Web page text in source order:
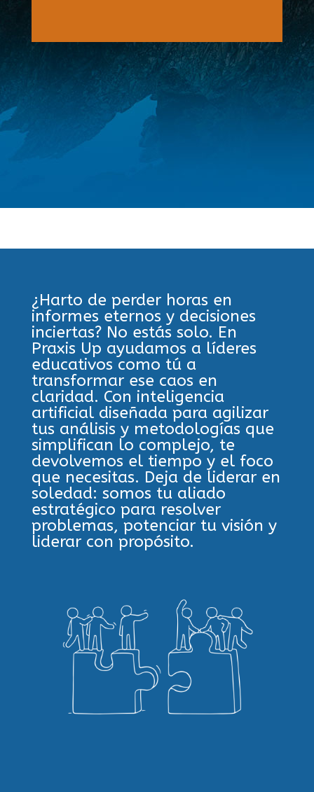
¿Harto de perder horas en
informes eternos y decisiones
inciertas? No estás solo. En
Praxis Up ayudamos a líderes
educativos como tú a
transformar ese caos en
claridad. Con inteligencia
artificial diseñada para agilizar
tus análisis y metodologías que
simplifican lo complejo, te
devolvemos el tiempo y el foco
que necesitas. Deja de liderar en
soledad: somos tu aliado
estratégico para resolver
problemas, potenciar tu visión y
liderar con propósito.